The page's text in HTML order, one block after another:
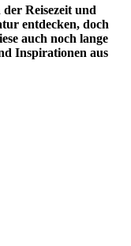
Reisezeit und
entdecken, doch
auch noch lange
Inspirationen aus